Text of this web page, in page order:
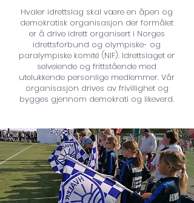
Hvaler idrettslag skal være en åpen og
demokratisk organisasjon der formålet
er å drive idrett organisert i Norges
idrettsforbund og olympiske- og
paralympiske komité (NIF). Idrettslaget er
selveiende og frittstående med
utelukkende personlige medlemmer. Vår
organisasjon drives av frivillighet og
bygges gjennom demokrati og likeverd.